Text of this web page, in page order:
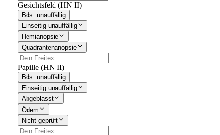
Gesichtsfeld (HN II)
Bds. unauffällig
Einseitig unauffällig
Hemianopsie
Quadrantenanopsie
Papille (HN II)
Bds. unauffällig
Einseitig unauffällig
Abgeblasst
Ödem
Nicht geprüft